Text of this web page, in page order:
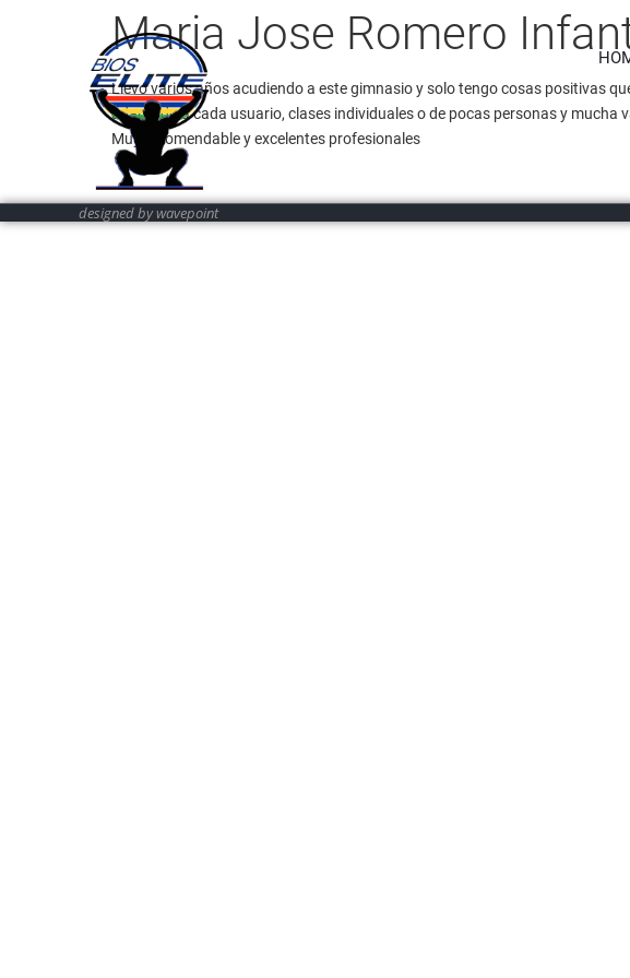
designed by wavepoint
Maria Jose Romero
Llevo varios años acudiendo a este gimnasio y solo tengo cosas positivas
adaptado a cada usuario, clases individuales o de pocas personas y mucha
Muy recomendable y excelentes profesionales